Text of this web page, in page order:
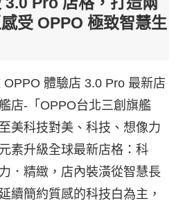
受 OPPO 極致智慧生
體驗店 3.0 Pro 最新店
店-「OPPO台北三創旗艦
美科技對美、科技、想像力
素升級全球最新店格：科
．精緻，店內裝潢從智慧長
續簡約質感的科技白為主，